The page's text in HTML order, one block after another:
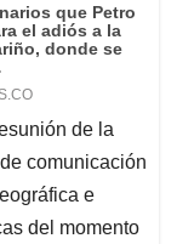
de la
comunicación
e
del momento